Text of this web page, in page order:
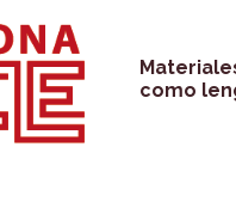
como